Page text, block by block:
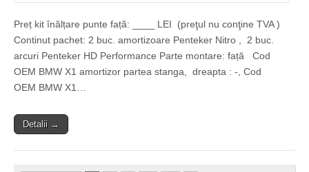
Preț kit înălțare punte față: ____ LEI (preţul nu conţine TVA )
Continut pachet: 2 buc. amortizoare Penteker Nitro , 2 buc.
arcuri Penteker HD Performance Parte montare: față Cod
OEM BMW X1 amortizor partea stanga, dreapta : -, Cod
OEM BMW X1…
Detalii →